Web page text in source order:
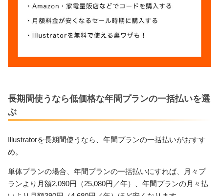
長期間使うなら低価格な年間プランの一括払いを選
ぶ
Illustratorを長期間使うなら、年間プランの一括払いがおすす
め。
単体プランの場合、年間プランの一括払いにすれば、月々プ
ランより月額2,090円（25,080円／年）、年間プランの月々払